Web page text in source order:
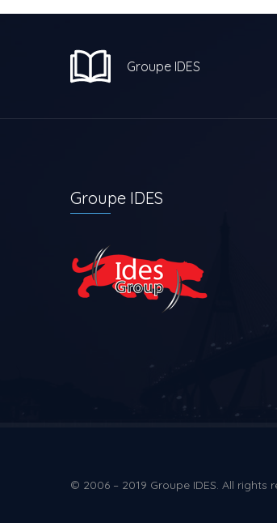
Groupe IDES
Groupe IDES
© 2006 – 2019 Groupe IDES. All rights